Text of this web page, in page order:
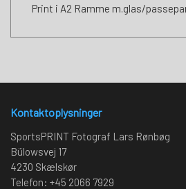
Print i A2 Ramme m.glas/
Kontaktoplysninger
SportsPRINT Fotograf Lars Rønbøg
Bülowsvej 17
4230 Skælskør
Telefon: +45 2066 7929